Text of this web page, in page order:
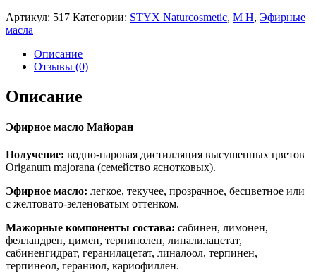
Артикул: 517 Категории: STYX Naturcosmetic, М Н, Эфирные
масла
Описание
Отзывы (0)
Описание
Эфирное масло Майоран
Получение: водно-паровая дистилляция высушенных цветов
Origanum majorana (семейство яснотковых).
Эфирное масло: легкое, текучее, прозрачное, бесцветное или
с желтовато-зеленоватым оттенком.
Мажорные компоненты состава: сабинен, лимонен,
фелландрен, цимен, терпинолен, линалилацетат,
сабиненгидрат, геранилацетат, линалоол, терпинен,
терпинеол, гераниол, кариофиллен.